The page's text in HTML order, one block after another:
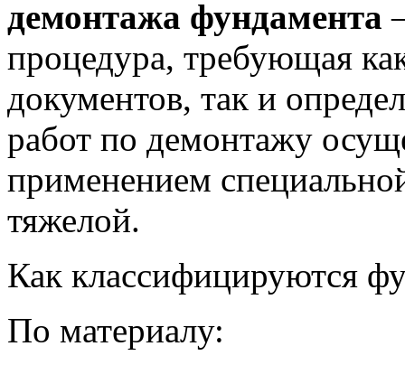
демонтажа фундамента
процедура, требующая
документов, так и
работ по демонтажу
применением
тяжелой.
Как классифицируются
По материалу: